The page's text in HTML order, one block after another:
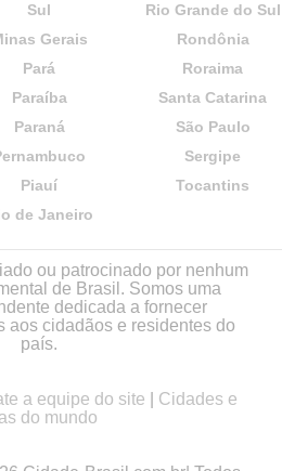
Sul
Gerais
Pará
Paraíba
Paraná
Piauí
de Janeiro
Rio Grande do Sul
Rondônia
Roraima
Santa Catarina
São Paulo
Sergipe
Tocantins
ou patrocinado por nenhum
de Brasil. Somos uma
dedicada a fornecer
aos cidadãos e residentes do
país.
a equipe do site
Cidades e
do mundo